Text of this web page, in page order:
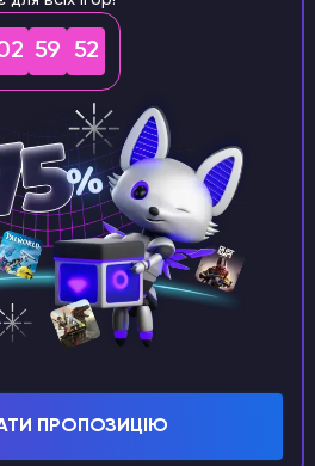
ви вказали(1), двічі натисніть
миші, або виберіть
і натисніть
59 51
ПРОПОЗИЦІЮ